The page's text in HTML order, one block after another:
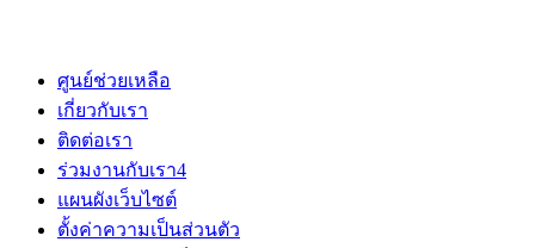
ศูนย์ช่วยเหลือ
เกี่ยวกับเรา
ติดต่อเรา
ร่วมงานกับเรา4
แผนผังเว็บไซต์
ตั้งค่าความเป็นส่วนตัว